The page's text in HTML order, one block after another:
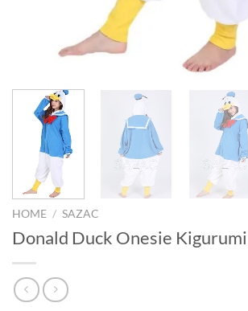
HOME / SAZAC
Donald Duck Onesie